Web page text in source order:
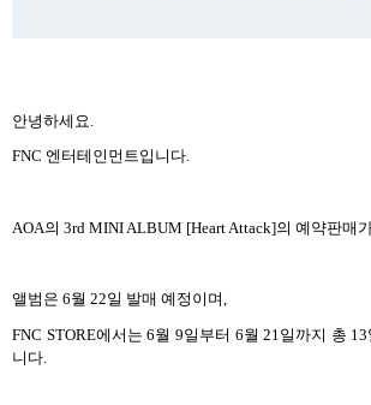
안녕하세요
FNC 엔터테인먼트입니다.
AOA의 3rd MINI ALBUM [Heart Attack]의 예약판매
앨범은 6월 22일 발매 예정이며
FNC STORE에서는6월 9일부터 6월21 일까지 총 13
니다